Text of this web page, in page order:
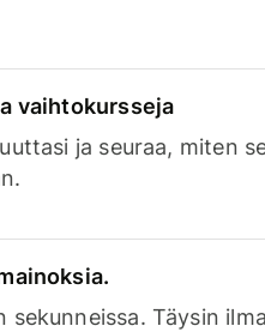
vaihtokursseja
ja seuraa, miten
sekunneissa. Täysin